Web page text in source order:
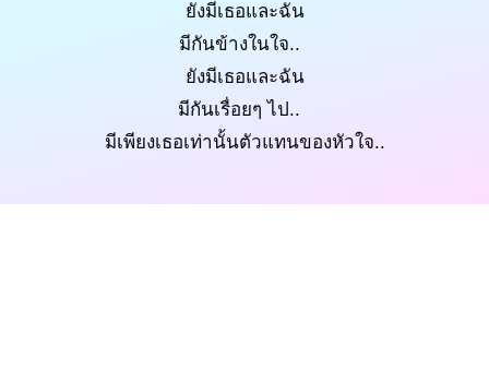
ยังมีเธอและฉัน
มีกันข้างในใจ..
ยังมีเธอและฉัน
มีกันเรื่อยๆ ไป..
มีเพียงเธอเท่านั้นตัวแทนของหัวใจ..